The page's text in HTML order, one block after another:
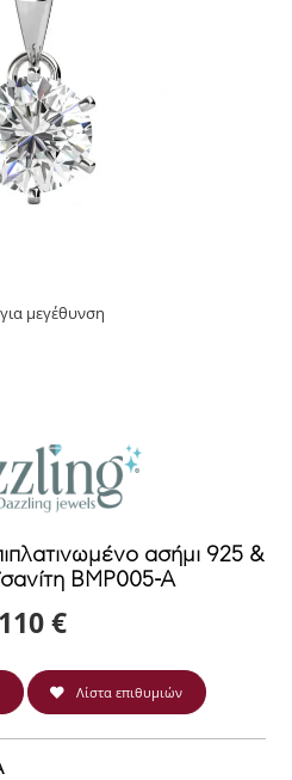
μεγέθυνση
ασήμι 925 &
BMP005-A
110 €
Λίστα επιθυμιών